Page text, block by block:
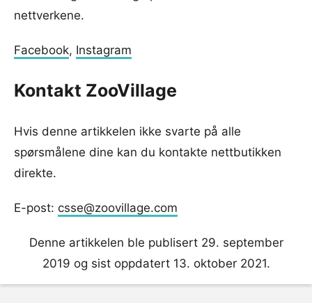
nettverkene.
Facebook, Instagram
Kontakt ZooVillage
Hvis denne artikkelen ikke svarte på alle
spørsmålene dine kan du kontakte nettbutikken
direkte.
E-post: csse@zoovillage.com
Denne artikkelen ble publisert 29. september
2019 og sist oppdatert 13. oktober 2021.